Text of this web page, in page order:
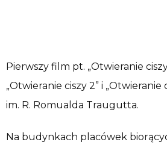
Pierwszy film pt. „Otwieranie
„Otwieranie ciszy 2” i
im. R. Romualda Traugutta.
Na budynkach placówek